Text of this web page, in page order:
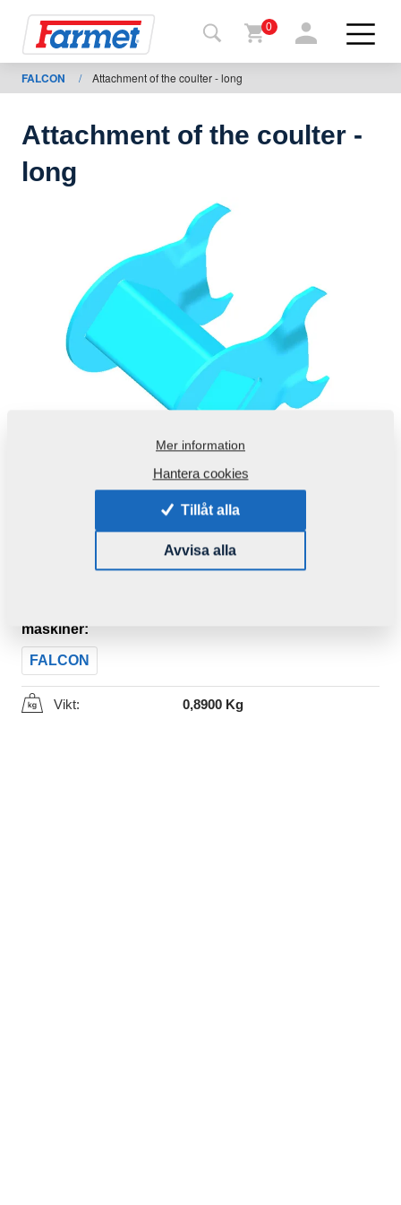
shop
För
nedladdning
0
FALCON / Attachment of the coulter - long
Attachment of the coulter -
long
Produktkod: 4009904
maskiner:
FALCON
Vikt: 0,8900 Kg
Mer information
Hantera cookies
Tillåt alla
Avvisa alla